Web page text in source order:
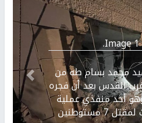
Image 1
محمد بسام طه من
القدس بعد أن فجره
وهو أحد منفذي عملية
مستوطنين
التالي